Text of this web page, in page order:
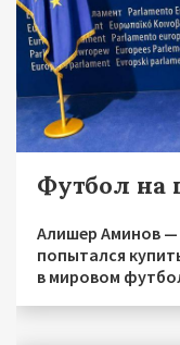
Футбол на
Алишер Аминов
попытался
в мировом